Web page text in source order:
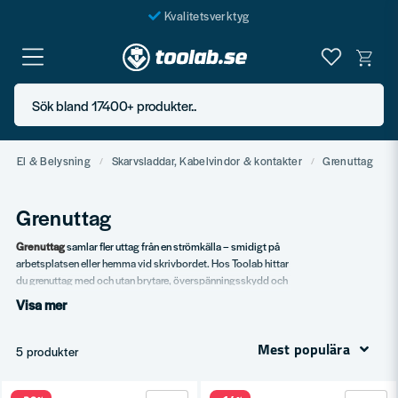
Kvalitetsverktyg
Fraktfritt över 999 SEK*
En järnhandel för alla
Butik i Göteborg
Sök bland 17400+ produkter..
El & Belysning Skarvsladdar, Kabelvindor & kontakter Grenuttag
Grenuttag
Grenuttagsamlar fler uttag från en strömkälla – smidigt på
arbetsplatsen eller hemma vid skrivbordet. Hos Toolab hittar
du grenuttag med och utan brytare, överspänningsskydd och
USB-laddning.
Standardgrenuttag 4–8 vägar.
Visa mer
5 produkter Mest populära